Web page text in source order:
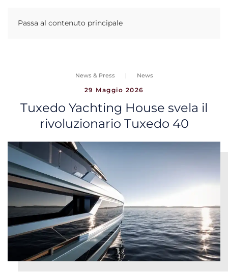
Passa al contenuto principale
News & Press News
29 Maggio 2026
Tuxedo Yachting House svela il
rivoluzionario Tuxedo 40